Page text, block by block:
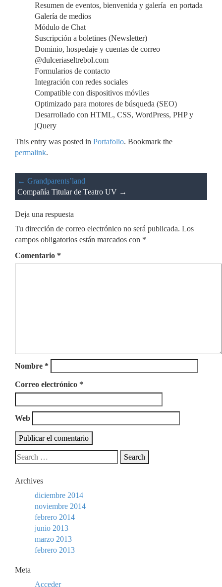
Resumen de eventos, bienvenida y galería en portada
Galería de medios
Módulo de Chat
Suscripción a boletines (Newsletter)
Dominio, hospedaje y cuentas de correo
@dulceriaseltrebol.com
Formularios de contacto
Integración con redes sociales
Compatible con dispositivos móviles
Optimizado para motores de búsqueda (SEO)
Desarrollado con HTML, CSS, WordPress, PHP y
jQuery
This entry was posted in Portafolio. Bookmark the
permalink.
← Grandparents’land
Compañía Titular de Teatro UV →
Deja una respuesta
Tu dirección de correo electrónico no será publicada. Los
campos obligatorios están marcados con *
Comentario *
Nombre *
Correo electrónico *
Web
Archives
diciembre 2014
noviembre 2014
febrero 2014
junio 2013
marzo 2013
febrero 2013
Meta
Acceder